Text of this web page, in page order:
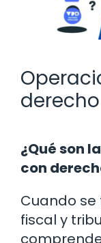
¿Qué son
con
Cuando
fiscal y